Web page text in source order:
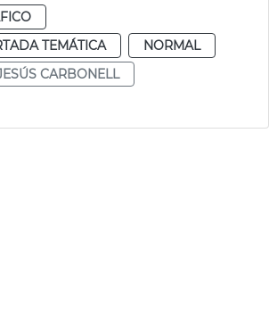
TEMÁTICA
NORMAL
CARBONELL